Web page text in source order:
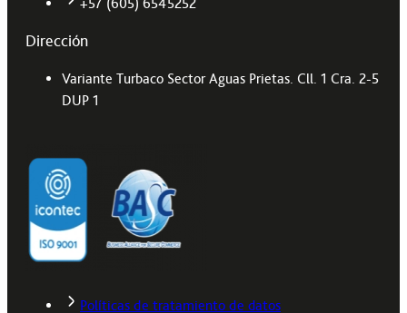
Dirección
Variante Turbaco Sector Aguas Prietas. Cll. 1 Cra. 2-5
DUP 1
Políticas de tratamiento de datos